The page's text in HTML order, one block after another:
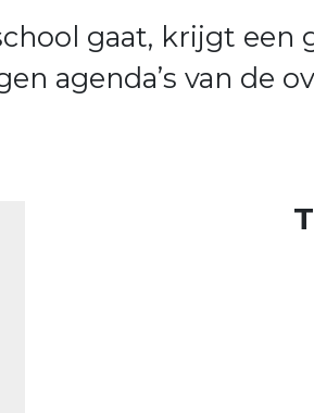
gaat, krijgt
agenda’s van de